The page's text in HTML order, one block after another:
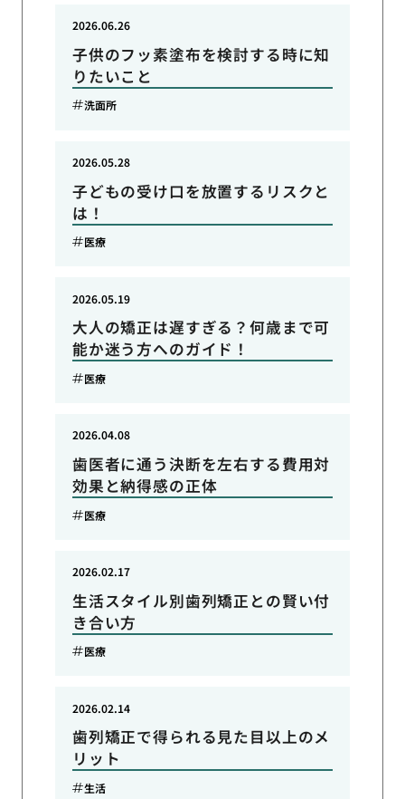
子供のフッ素塗布を検討する時に知
りたいこと
2026.06.26
洗面所
子どもの受け口を放置するリスクと
は！
2026.05.28
医療
大人の矯正は遅すぎる？何歳まで可
能か迷う方へのガイド！
2026.05.19
医療
歯医者に通う決断を左右する費用対
効果と納得感の正体
2026.04.08
医療
生活スタイル別歯列矯正との賢い付
き合い方
2026.02.17
医療
歯列矯正で得られる見た目以上のメ
リット
2026.02.14
生活